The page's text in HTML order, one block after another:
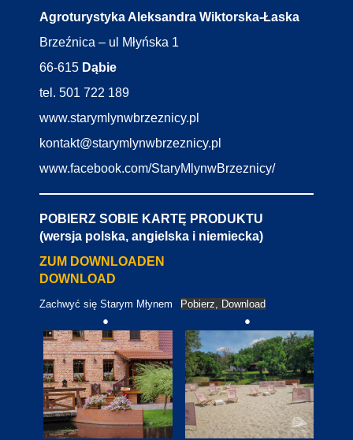
Agroturystyka Aleksandra Wiktorska-Łaska
Brzeźnica – ul Młyńska 1
66-615 Dąbie
tel. 501 722 189
www.starymlynwbrzeznicy.pl
kontakt@starymlynwbrzeznicy.pl
www.facebook.com/StaryMlynwBrzeznicy/
POBIERZ SOBIE KARTĘ PRODUKTU
(wersja polska, angielska i niemiecka)
ZUM DOWNLOADEN
DOWNLOAD
Zachwyć się Starym Młynem Pobierz, Download